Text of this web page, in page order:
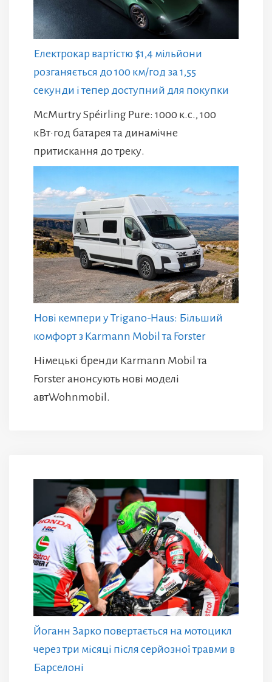
Електрокар вартістю $1,4 мільйони
розганяється до 100 км/год за 1,55
секунди і тепер доступний для покупки
McMurtry Spéirling Pure: 1000 к.с., 100
кВт·год батарея та динамічне
притискання до треку.
Нові кемпери у Trigano-Haus: Більший
комфорт з Karmann Mobil та Forster
Німецькі бренди Karmann Mobil та
Forster анонсують нові моделі
автWohnmobil.
Йоганн Зарко повертається на мотоцикл
через три місяці після серйозної травми в
Барселоні